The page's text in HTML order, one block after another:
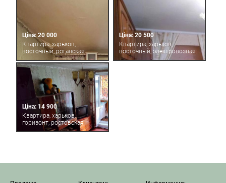
Ціна: 20 000
Квартира, харьков,
восточный, роганская
Ціна: 20 500
Квартира, харьков,
восточный, электровозная
Ціна: 14 900
Квартира, харьков,
горизонт, ростовская